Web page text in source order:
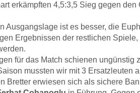
erkämpften 4,5:3,5 Sieg gegen den
Ausgangslage ist es besser, die
Ergebnissen der restlichen Spiele,
für das Match schienen ungünstig
mussten wir mit 3 Ersatzleuten
Bretter erwiesen sich als sichere